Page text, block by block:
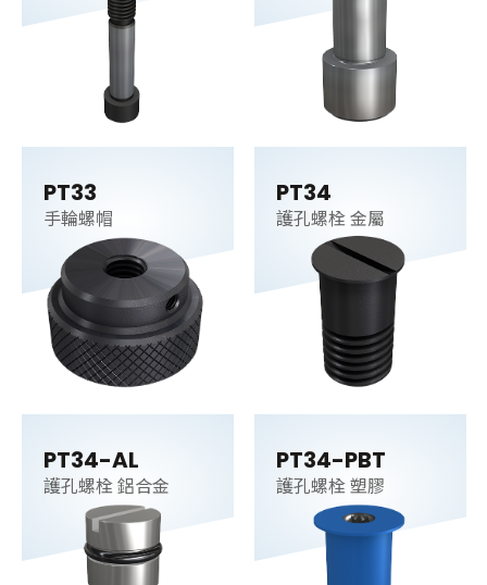
PT33
手輪螺帽
PT34
護孔螺栓 金屬
PT34-AL
護孔螺栓 鋁合金
PT34-PBT
護孔螺栓 塑膠